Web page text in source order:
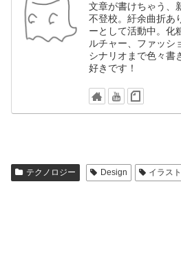
文章が書けちゃう、
不登校。紆余曲折あ
ーとして活動中。化
ルチャー、ファッシ
シナリオまで色々書
好きです！
テクノロジー Design イラス